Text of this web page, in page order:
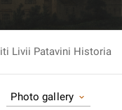
Photo gallery